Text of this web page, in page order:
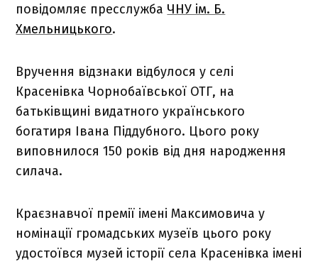
повідомляє пресслужба ЧНУ ім. Б.
Хмельницького.
Вручення відзнаки відбулося у селі
Красенівка Чорнобаївської ОТГ, на
батьківщині видатного українського
богатиря Івана Піддубного. Цього року
виповнилося 150 років від дня народження
силача.
Краєзнавчої премії імені Максимовича у
номінації громадських музеїв цього року
удостоївся музей історії села Красенівка імені